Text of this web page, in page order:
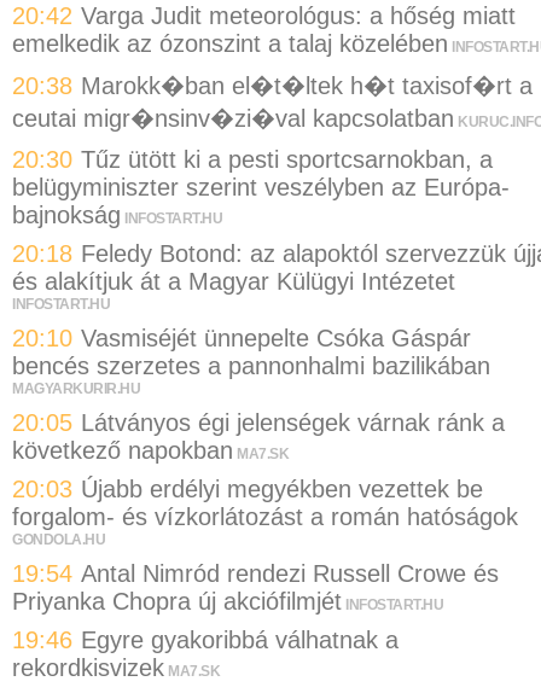
20:42 Varga Judit meteorológus: a hőség miatt
emelkedik az ózonszint a talaj közelében
20:38 Marokk�ban el�t�ltek h�t taxisof�rt a
ceutai migr�nsinv�zi�val kapcsolatban
20:30 Tűz ütött ki a pesti sportcsarnokban, a
belügyminiszter szerint veszélyben az Európa-
bajnokság INFOSTART.HU
20:18 Feledy Botond: az alapoktól szervezzük
és alakítjuk át a Magyar Külügyi Intézetet
INFOSTART.HU
20:10 Vasmiséjét ünnepelte Csóka Gáspár
bencés szerzetes a pannonhalmi bazilikában
MAGYARKURIR.HU
20:05 Látványos égi jelenségek várnak ránk a
következő napokban MA7.SK
20:03 Újabb erdélyi megyékben vezettek be
forgalom- és vízkorlátozást a román hatóságok
GONDOLA.HU
19:54 Antal Nimród rendezi Russell Crowe és
Priyanka Chopra új akciófilmjét INFOSTART.HU
19:46 Egyre gyakoribbá válhatnak a
rekordkisvizek MA7.SK